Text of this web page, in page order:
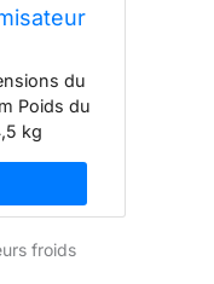
du
Poids du
kg
froids